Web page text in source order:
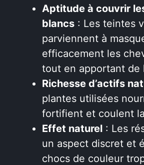
Aptitude à couvrir
blancs : Les teintes
parviennent à
efficacement les
tout en apportant de
Richesse d’actifs
plantes utilisées
fortifient et coulent
Effet naturel : Les
un aspect discret et
chocs de couleur